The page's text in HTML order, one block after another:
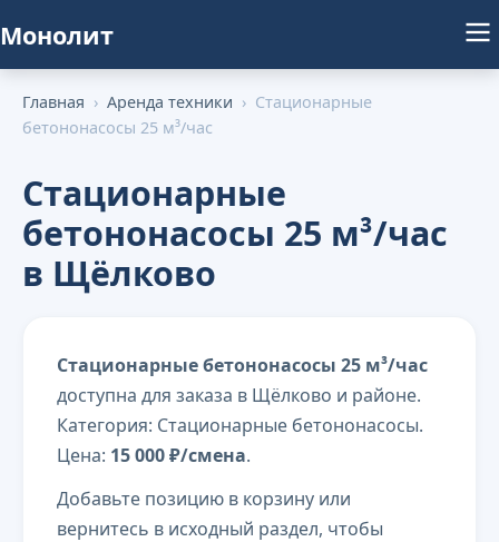
Монолит
Главная › Аренда техники › Стационарные
бетононасосы 25 м³/час
Стационарные
бетононасосы 25 м³/час
в Щёлково
Стационарные бетононасосы 25 м³/час
доступна для заказа в Щёлково и районе.
Категория: Стационарные бетононасосы.
Цена: 15 000 ₽/смена.
Добавьте позицию в корзину или
вернитесь в исходный раздел, чтобы